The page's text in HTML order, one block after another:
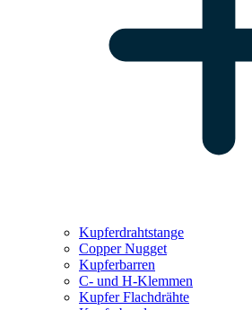
Kupferdrahtstange
Copper Nugget
Kupferbarren
C- und H-Klemmen
Kupfer Flachdrähte